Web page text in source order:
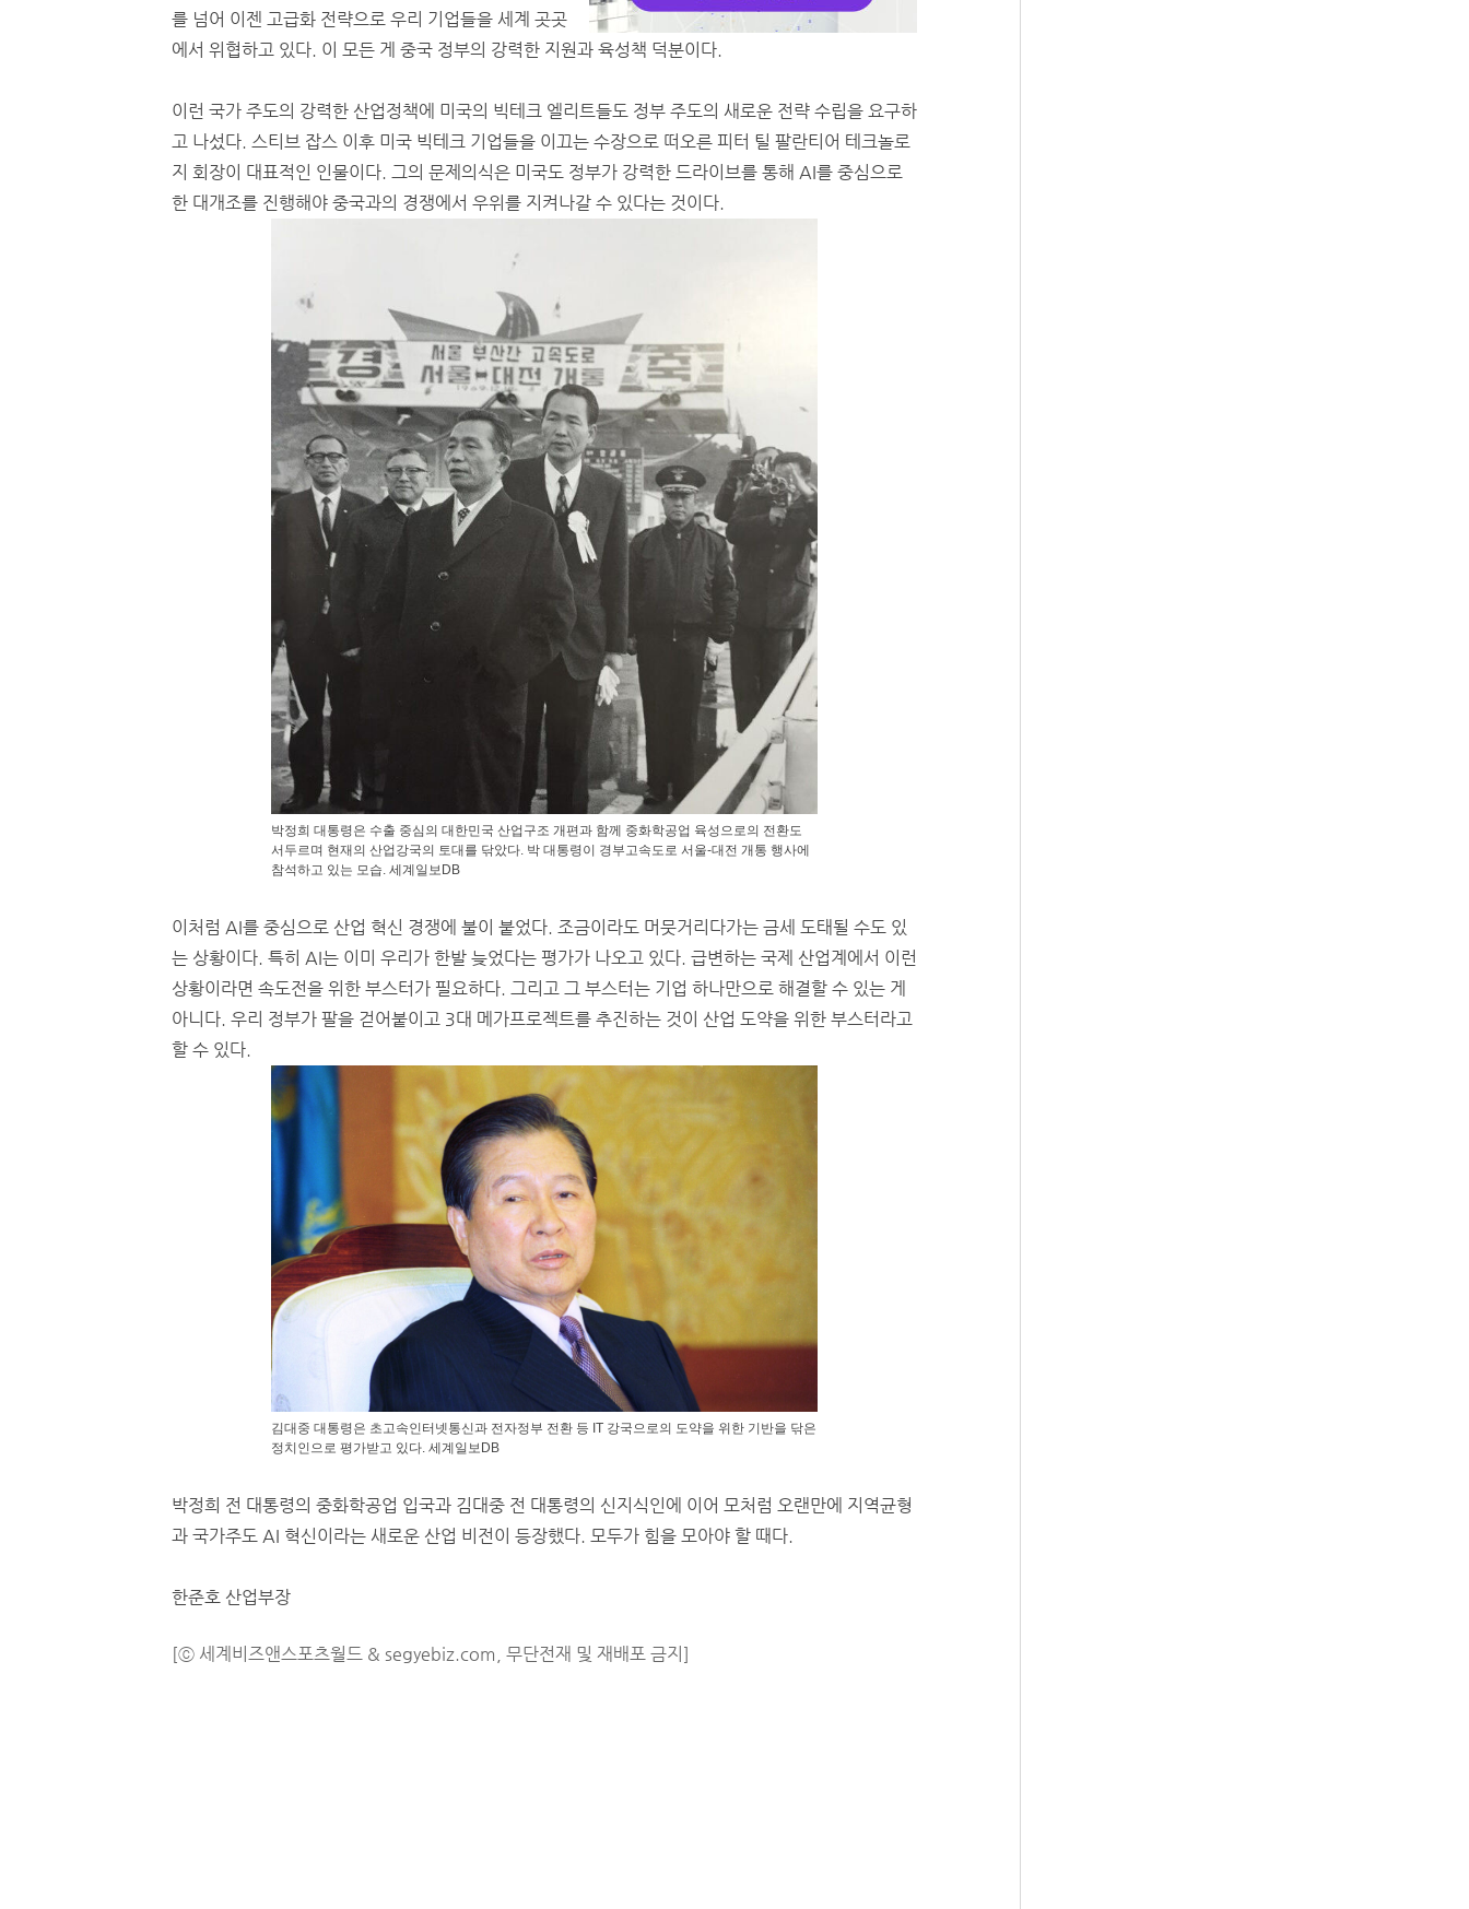
를 넘어 이젠 고급화 전략으로 우리 기업들을 세계 곳곳
에서 위협하고 있다. 이 모든 게 중국 정부의 강력한 지원과 육성책 덕분이다.
이런 국가 주도의 강력한 산업정책에 미국의 빅테크 엘리트들도 정부 주도의 새로운 전략 수립을 요구하
고 나섰다. 스티브 잡스 이후 미국 빅테크 기업들을 이끄는 수장으로 떠오른 피터 틸 팔란티어 테크놀로
지 회장이 대표적인 인물이다. 그의 문제의식은 미국도 정부가 강력한 드라이브를 통해 AI를 중심으로
한 대개조를 진행해야 중국과의 경쟁에서 우위를 지켜나갈 수 있다는 것이다.
박정희 대통령은 수출 중심의 대한민국 산업구조 개편과 함께 중화학공업 육성으로의 전환도
서두르며 현재의 산업강국의 토대를 닦았다. 박 대통령이 경부고속도로 서울-대전 개통 행사에
참석하고 있는 모습. 세계일보DB
이처럼 AI를 중심으로 산업 혁신 경쟁에 불이 붙었다. 조금이라도 머뭇거리다가는 금세 도태될 수도 있
는 상황이다. 특히 AI는 이미 우리가 한발 늦었다는 평가가 나오고 있다. 급변하는 국제 산업계에서 이런
상황이라면 속도전을 위한 부스터가 필요하다. 그리고 그 부스터는 기업 하나만으로 해결할 수 있는 게
아니다. 우리 정부가 팔을 걷어붙이고 3대 메가프로젝트를 추진하는 것이 산업 도약을 위한 부스터라고
할 수 있다.
김대중 대통령은 초고속인터넷통신과 전자정부 전환 등 IT 강국으로의 도약을 위한 기반을 닦은
정치인으로 평가받고 있다. 세계일보DB
박정희 전 대통령의 중화학공업 입국과 김대중 전 대통령의 신지식인에 이어 모처럼 오랜만에 지역균형
과 국가주도 AI 혁신이라는 새로운 산업 비전이 등장했다. 모두가 힘을 모아야 할 때다.
한준호 산업부장
[ⓒ 세계비즈앤스포츠월드 & segyebiz.com, 무단전재 및 재배포 금지]